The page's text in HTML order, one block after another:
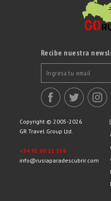
Recibe nuestra
Copyright © 2005-2026
GR Travel Group Ltd.
+34 91 90 11 558
info@rusiaparadescubrir.com